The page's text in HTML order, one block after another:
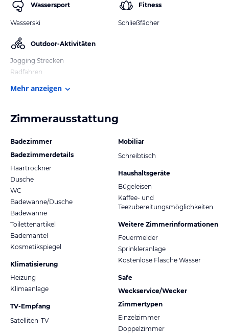
Wassersport
Wasserski
Outdoor-Aktivitäten
Jogging Strecken
Radfahren
Fitness
Schließfächer
Mehr anzeigen
Zimmerausstattung
Badezimmer
Badezimmerdetails
Haartrockner
Dusche
WC
Badewanne/Dusche
Badewanne
Toilettenartikel
Bademantel
Kosmetikspiegel
Klimatisierung
Heizung
Klimaanlage
TV-Empfang
Satelliten-TV
Mobiliar
Schreibtisch
Haushaltsgeräte
Bügeleisen
Kaffee- und
Teezubereitungsmöglichkeiten
Weitere Zimmerinformationen
Feuermelder
Sprinkleranlage
Kostenlose Flasche Wasser
Safe
Weckservice/Wecker
Zimmertypen
Einzelzimmer
Doppelzimmer